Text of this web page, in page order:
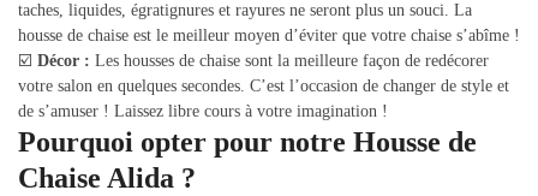
taches, liquides, égratignures et rayures ne seront plus un souci. La
housse de chaise est le meilleur moyen d’éviter que votre chaise s’abîme !
☑️ Décor : Les housses de chaise sont la meilleure façon de redécorer
votre salon en quelques secondes. C’est l’occasion de changer de style et
de s’amuser ! Laissez libre cours à votre imagination !
Pourquoi opter pour notre Housse de
Chaise Alida ?